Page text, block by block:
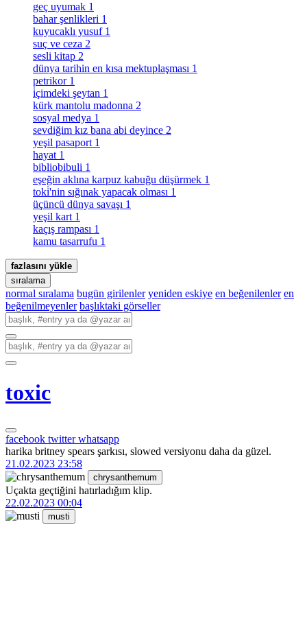
geç uyumak 1
bahar şenlikleri 1
kuyucaklı yusuf 1
suç ve ceza 2
sesli kitap 2
dünya tarihin en kısa mektuplaşması 1
petrikor 1
i̇çimdeki şeytan 1
kürk mantolu madonna 2
sosyal medya 1
sevdiğim kız bana abi deyince 2
yeşil pasaport 1
hayat 1
bibliobibuli 1
eşeğin aklına karpuz kabuğu düşürmek 1
toki̇'nin sığınak yapacak olması 1
üçüncü dünya savaşı 1
yeşil kart 1
kaçış rampası 1
kamu tasarrufu 1
fazlasını yükle
sıralama
normal sıralama bugün girilenler yeniden eskiye en beğenilenler en
beğenilmeyenler başlıktaki görseller
toxic
facebook twitterwhatsapp
harika britney spears şarkısı, slowed versiyonu daha da güzel.
21.02.2023 23:58
chrysanthemum
Uçakta geçtiğini hatırladığım klip.
22.02.2023 00:04
musti